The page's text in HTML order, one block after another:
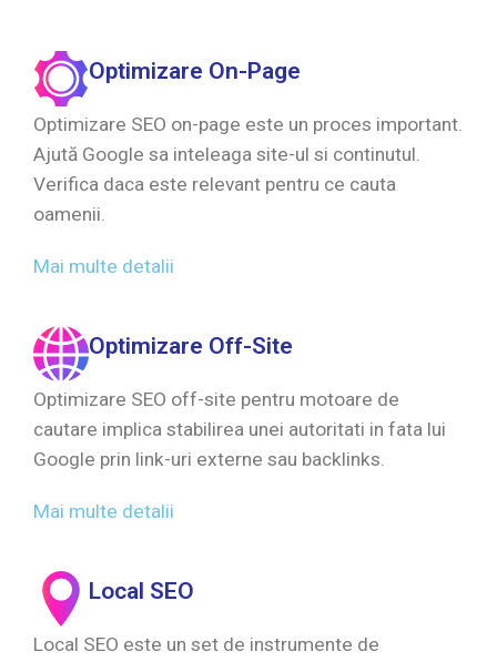
Optimizare On-Page
Optimizare SEO on-page este un proces important.
Ajută Google sa inteleaga site-ul si continutul.
Verifica daca este relevant pentru ce cauta
oamenii.
Mai multe detalii
Optimizare Off-Site
Optimizare SEO off-site pentru motoare de
cautare implica stabilirea unei autoritati in fata lui
Google prin link-uri externe sau backlinks.
Mai multe detalii
Local SEO
Local SEO este un set de instrumente de